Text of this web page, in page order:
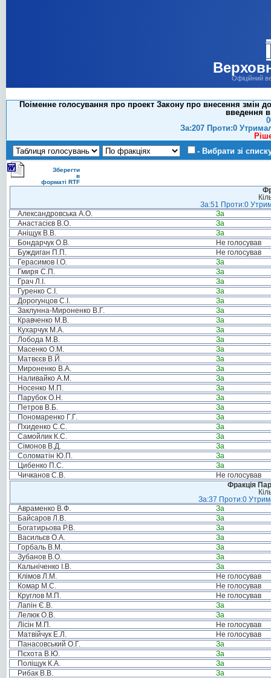
Офіційний
Поіменне голосування про проект Закону про внесення змін
введення
За:207 Проти:0
- Вибрати зі
Зберегти
в
форматі RTF
За:51 Проти:0
Александровська А.О.
За
Анастасієв В.О.
За
Аніщук В.В.
За
Бондарчук О.В.
Не голосував
Буждиган П.П.
Не голосував
Герасимов І.О.
За
Гмиря С.П.
За
Грач Л.І.
За
Гуренко С.І.
За
Дорогунцов С.І.
За
Заклунна-Мироненко В.Г.
За
Кравченко М.В.
За
Кухарчук М.А.
За
Лобода М.В.
За
Масенко О.М.
За
Матвєєв В.Й.
За
Мироненко В.А.
За
Наливайко А.М.
За
Носенко М.П.
За
Парубок О.Н.
За
Петров В.Б.
За
Пономаренко Г.Г.
За
Пхиденко С.С.
За
Самойлик К.С.
За
Сімонов В.Д.
За
Соломатін Ю.П.
За
Цибенко П.С.
За
Чичканов С.В.
Не голосував
Фракція
За:37 Проти:0
Авраменко В.Ф.
За
Байсаров Л.В.
За
Богатирьова Р.В.
За
Васильєв О.А.
За
Горбаль В.М.
За
Зубанов В.О.
За
Кальніченко І.В.
За
Клімов Л.М.
Не голосував
Комар М.С.
Не голосував
Круглов М.П.
Не голосував
Лапін Є.В.
За
Лелюк О.В.
За
Лісін М.П.
Не голосував
Матвійчук Е.Л.
Не голосував
Панасовський О.Г.
За
Пєхота В.Ю.
За
Поліщук К.А.
За
Рибак В.В.
За